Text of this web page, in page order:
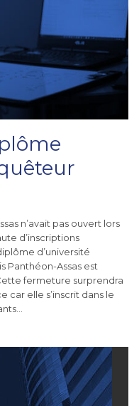
n’avait pas ouvert lors
d’inscriptions
d’université
Panthéon-Assas est
fermeture surprendra
car elle s’inscrit dans le